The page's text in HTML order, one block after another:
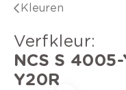
Kleuren
verfkleur:
NCS S
Y20R